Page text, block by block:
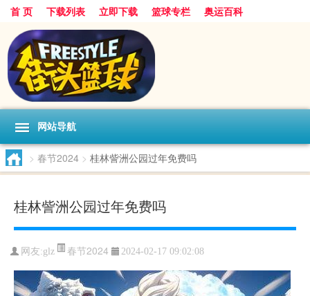
首 页 下载列表 立即下载 篮球专栏 奥运百科
网站导航
> 春节2024 > 桂林訾洲公园过年免费吗
桂林訾洲公园过年免费吗
网友:glz 春节2024 2024-02-17 09:02:08